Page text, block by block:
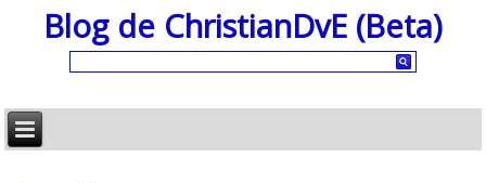
Blog de ChristianDvE (Beta)